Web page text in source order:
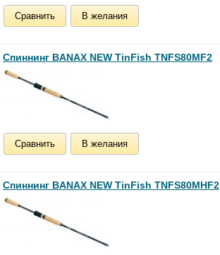
Сравнить В желания
Спиннинг BANAX NEW TinFish TNFS80MF2
Сравнить В желания
Спиннинг BANAX NEW TinFish TNFS80MHF2